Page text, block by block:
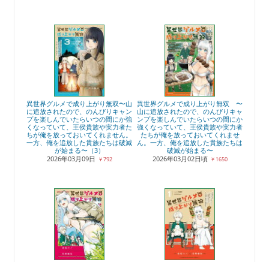
異世界グルメで成り上がり無双〜山
に追放されたので、のんびりキャン
プを楽しんでいたらいつの間にか強
くなっていて、王侯貴族や実力者た
ちが俺を放っておいてくれません。
一方、俺を追放した貴族たちは破滅
が始まる〜（3）
2026年03月09日
￥792
異世界グルメで成り上がり無双 〜
山に追放されたので、のんびりキャ
ンプを楽しんでいたらいつの間にか
強くなっていて、王侯貴族や実力者
たちが俺を放っておいてくれませ
ん。一方、俺を追放した貴族たちは
破滅が始まる〜
2026年03月02日頃 ￥1650